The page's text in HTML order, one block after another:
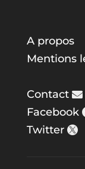
A propos
Mentions
Contact
Facebook
Twitter